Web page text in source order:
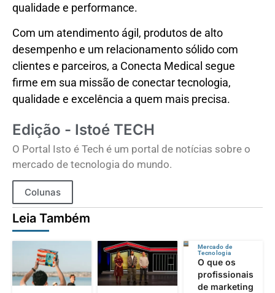
qualidade e performance.
Com um atendimento ágil, produtos de alto
desempenho e um relacionamento sólido com
clientes e parceiros, a Conecta Medical segue
firme em sua missão de conectar tecnologia,
qualidade e excelência a quem mais precisa.
Edição - Istoé TECH
O Portal Isto é Tech é um portal de notícias sobre o
mercado de tecnologia do mundo.
Colunas
Leia Também
Mercado de
Tecnologia
O que os
profissionais
de marketing